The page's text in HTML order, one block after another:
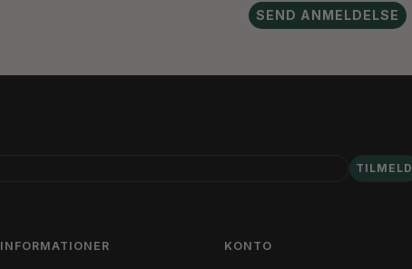
SEND ANMELDELSE
TILMELD
INFORMATIONER KONTO